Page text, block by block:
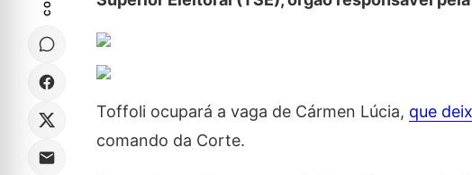
Toffoli ocupará a vaga de Cármen Lúcia, que
comando da Corte.